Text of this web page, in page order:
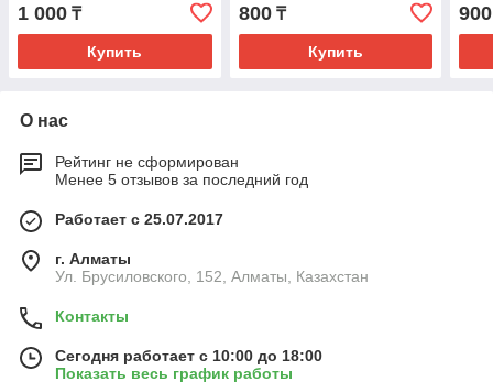
1 000 ₸
Купить
800₸
Купить
900
О нас
Рейтинг не сформирован
Менее 5 отзывов за последний год
Работает с 25.07.2017
г. Алматы
Ул. Брусиловского, 152, Алматы, Казахстан
Контакты
Сегодня работает с 10:00 до 18:00
Показать весь график работы